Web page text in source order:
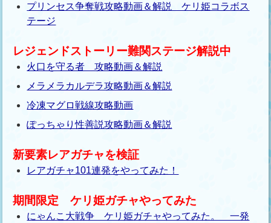
プリンセス争奪戦攻略動画＆解説 ケリ姫コラボス
テージ
レジェンドストーリー難関ステージ解説中
火口を守る者 攻略動画＆解説
メラメラカルデラ攻略動画＆解説
冷凍マグロ戦線攻略動画
ぽっちゃり性善説攻略動画＆解説
新要素レアガチャを検証
レアガチャ101連発をやってみた！
期間限定 ケリ姫ガチャやってみた
にゃんこ大戦争 ケリ姫ガチャやってみた。 一発